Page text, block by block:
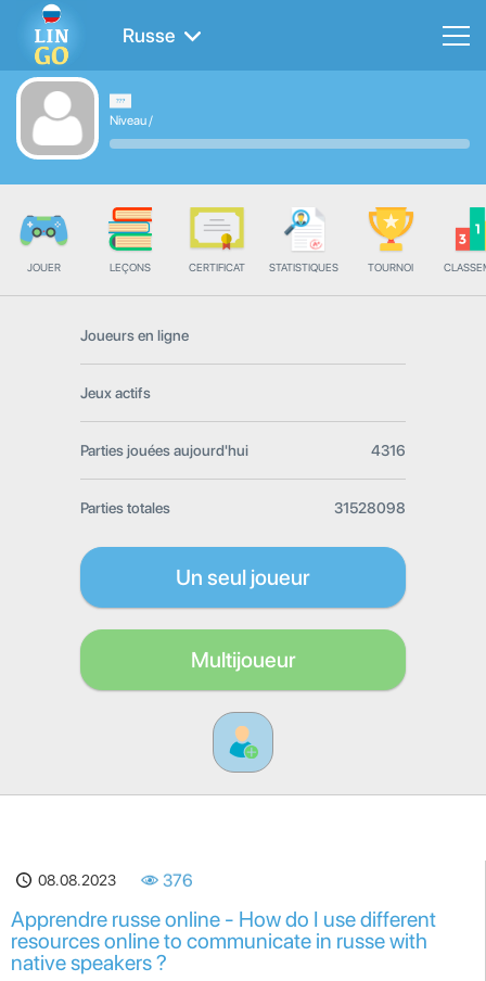
Russe
Niveau/
JOUER LEÇONS CERTIFICAT STATISTIQUES TOURNOI
Joueurs en ligne
Jeux actifs
Parties jouées aujourd'hui 4316
Parties totales 31528098
Un seul joueur
Multijoueur
08.08.2023 376
Apprendre russe online - How do I use different
resources online to communicate in russe with
native speakers ?